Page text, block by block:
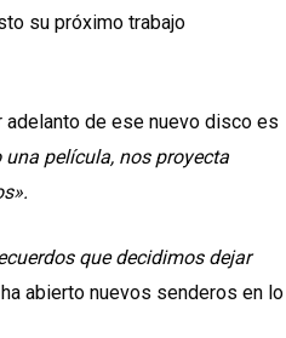
su próximo trabajo
adelanto de ese nuevo disco es
una película, nos proyecta
que decidimos dejar
abierto nuevos senderos en lo